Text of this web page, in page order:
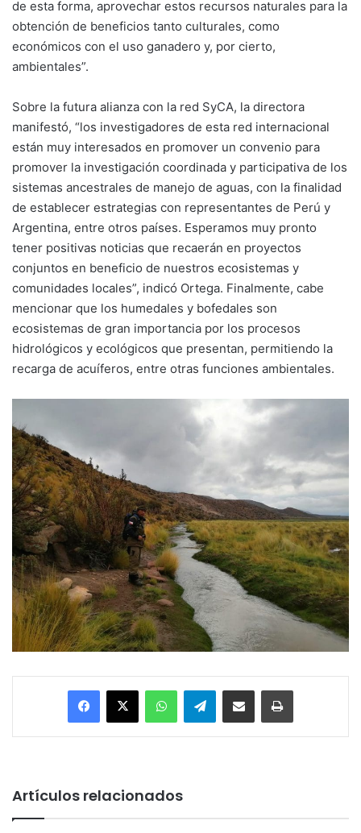
de esta forma, aprovechar estos recursos naturales para la
obtención de beneficios tanto culturales, como
económicos con el uso ganadero y, por cierto,
ambientales”.
Sobre la futura alianza con la red SyCA, la directora
manifestó, “los investigadores de esta red internacional
están muy interesados en promover un convenio para
promover la investigación coordinada y participativa de los
sistemas ancestrales de manejo de aguas, con la finalidad
de establecer estrategias con representantes de Perú y
Argentina, entre otros países. Esperamos muy pronto
tener positivas noticias que recaerán en proyectos
conjuntos en beneficio de nuestros ecosistemas y
comunidades locales”, indicó Ortega. Finalmente, cabe
mencionar que los humedales y bofedales son
ecosistemas de gran importancia por los procesos
hidrológicos y ecológicos que presentan, permitiendo la
recarga de acuíferos, entre otras funciones ambientales.
Facebook
X WhatsAppTelegramEnviar vía email Imprimir
Artículos relacionados